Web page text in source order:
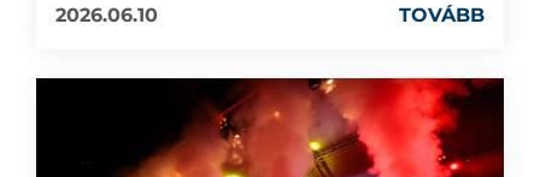
2026.06.10
TOVÁBB